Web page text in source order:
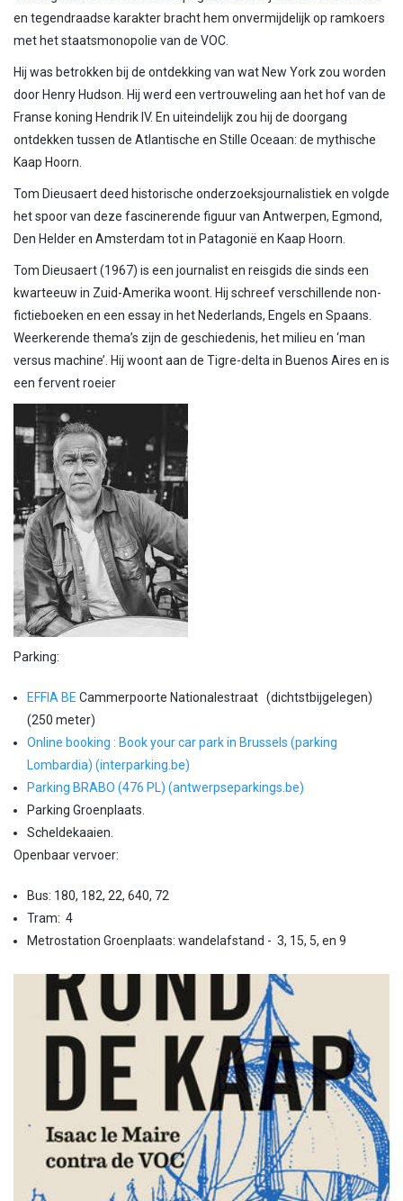
en tegendraadse karakter bracht hem onvermijdelijk op ramkoers
met het staatsmonopolie van de VOC.
Hij was betrokken bij de ontdekking van wat New York zou worden
door Henry Hudson. Hij werd een vertrouweling aan het hof van de
Franse koning Hendrik IV. En uiteindelijk zou hij de doorgang
ontdekken tussen de Atlantische en Stille Oceaan: de mythische
Kaap Hoorn.
Tom Dieusaert deed historische onderzoeksjournalistiek en volgde
het spoor van deze fascinerende figuur van Antwerpen, Egmond,
Den Helder en Amsterdam tot in Patagonië en Kaap Hoorn.
Tom Dieusaert (1967) is een journalist en reisgids die sinds een
kwarteeuw in Zuid-Amerika woont. Hij schreef verschillende non-
fictieboeken en een essay in het Nederlands, Engels en Spaans.
Weerkerende thema’s zijn de geschiedenis, het milieu en ‘man
versus machine’. Hij woont aan de Tigre-delta in Buenos Aires en is
een fervent roeier
Parking:
EFFIA BE Cammerpoorte Nationalestraat (dichtstbijgelegen)
(250 meter)
Online booking : Book your car park in Brussels (parking
Lombardia) (interparking.be)
Parking BRABO (476 PL) (antwerpseparkings.be)
Parking Groenplaats.
Scheldekaaien.
Openbaar vervoer:
Bus: 180, 182, 22, 640, 72
Tram: 4
Metrostation Groenplaats: wandelafstand - 3, 15, 5, en 9